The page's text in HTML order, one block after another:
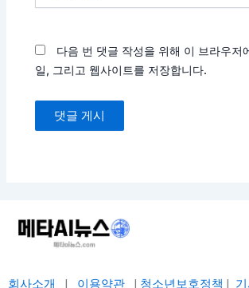
다음 번 댓글 작성을 위해 이 브라우저
일, 그리고 웹사이트를 저장합니다.
회사소개 | 이용약관 | 청소년보호정책 |